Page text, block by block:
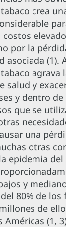
crea
por la
asociada (1).
agrava
salud y
y dentro
que se
una
otras
epidemia
y
80% de los
de
Américas (1,